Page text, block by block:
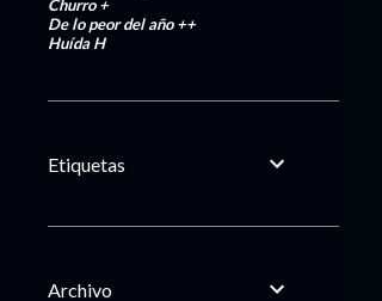
Churro+
De lo peor del año++
HuídaH
Etiquetas
Archivo